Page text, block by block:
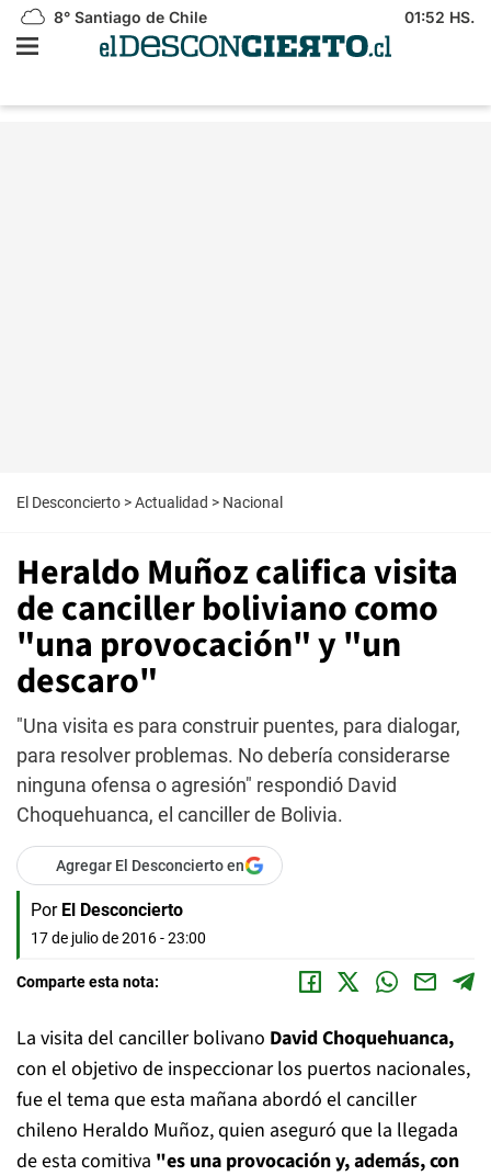
8° Santiago de Chile 01:52 HS.
El Desconcierto >Actualidad > Nacional
Heraldo Muñoz califica visita
de canciller boliviano como
"una provocación" y "un
descaro"
"Una visita es para construir puentes, para dialogar,
para resolver problemas. No debería considerarse
ninguna ofensa o agresión" respondió David
Choquehuanca, el canciller de Bolivia.
Agregar El Desconcierto en
Por El Desconcierto
17 de julio de 2016 - 23:00
Comparte esta nota:
La visita del canciller bolivano David Choquehuanca,
con el objetivo de inspeccionar los puertos nacionales,
fue el tema que esta mañana abordó el canciller
chileno Heraldo Muñoz, quien aseguró que la llegada
de esta comitiva "es una provocación y, además, con